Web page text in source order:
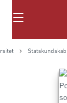
Søg
Statskundskab